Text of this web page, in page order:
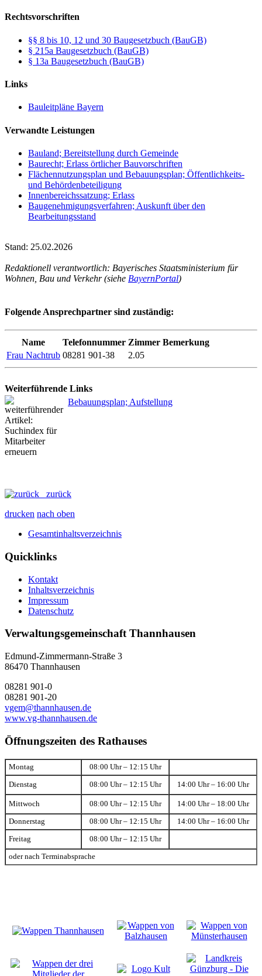
Rechtsvorschriften
§§ 8 bis 10, 12 und 30 Baugesetzbuch (BauGB)
§ 215a Baugesetzbuch (BauGB)
§ 13a Baugesetzbuch (BauGB)
Links
Bauleitpläne Bayern
Verwandte Leistungen
Bauland; Bereitstellung durch Gemeinde
Baurecht; Erlass örtlicher Bauvorschriften
Flächennutzungsplan und Bebauungsplan; Öffentlichkeits-
und Behördenbeteiligung
Innenbereichssatzung; Erlass
Baugenehmigungsverfahren; Auskunft über den
Bearbeitungsstand
Stand: 25.02.2026
Redaktionell verantwortlich: Bayerisches Staatsministerium für
Wohnen, Bau und Verkehr (siehe BayernPortal)
Folgende Ansprechpartner sind zuständig:
Name Telefonnummer Zimmer Bemerkung
Frau Nachtrub 08281 901-38 2.05
Weiterführende Links
Bebauungsplan; Aufstellung
zurück
drucken nach oben
Gesamtinhaltsverzeichnis
Quicklinks
Kontakt
Inhaltsverzeichnis
Impressum
Datenschutz
Verwaltungsgemeinschaft Thannhausen
Edmund-Zimmermann-Straße 3
86470 Thannhausen
08281 901-0
08281 901-20
vgem@thannhausen.de
www.vg-thannhausen.de
Öffnungszeiten des Rathauses
Montag 08:00 Uhr – 12:15 Uhr
Dienstag 08:00 Uhr – 12:15 Uhr 14:00 Uhr – 16:00 Uhr
Mittwoch 08:00 Uhr – 12:15 Uhr 14:00 Uhr – 18:00 Uhr
Donnerstag 08:00 Uhr – 12:15 Uhr 14:00 Uhr – 16:00 Uhr
Freitag 08:00 Uhr – 12:15 Uhr
oder nach Terminabsprache